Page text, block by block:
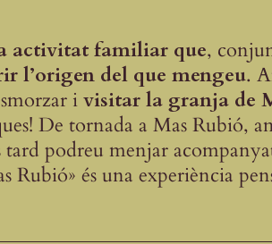
activitat familiar que,
l’origen del que mengeu.
ivisitar la granja de
De tornada a Mas Rubió,
podreu menjar
Rubió» és una experiència